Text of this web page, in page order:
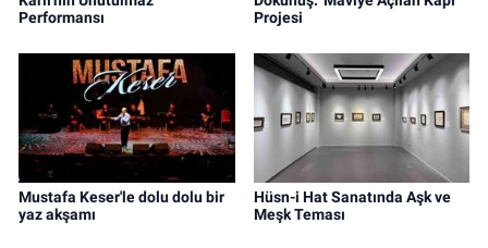
Performansı
Projesi
Mustafa Keser'le dolu dolu bir
yaz akşamı
Hüsn-i Hat Sanatında Aşk ve
Meşk Teması